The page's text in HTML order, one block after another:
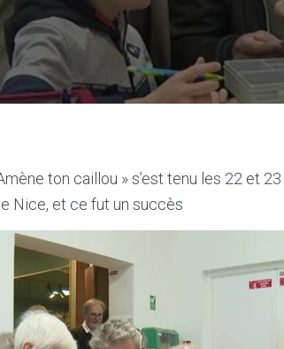
ton caillou » s’est tenu les 22 et
Nice, et ce fut un succès